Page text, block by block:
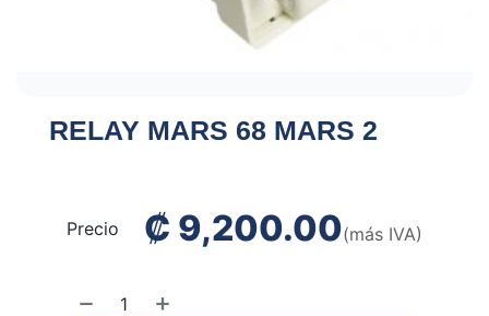
RELAY MARS 68 MARS 2
Precio ₡ 9,200.00(más IVA)